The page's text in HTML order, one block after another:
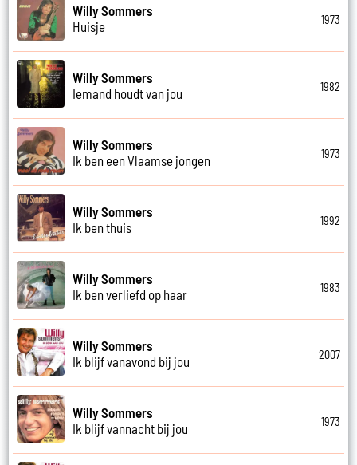
Willy Sommers
Huisje
1973
Willy Sommers
Iemand houdt van jou
1982
Willy Sommers
Ik ben een Vlaamse jongen
1973
Willy Sommers
Ik ben thuis
1992
Willy Sommers
Ik ben verliefd op haar
1983
Willy Sommers
Ik blijf vanavond bij jou
2007
Willy Sommers
Ik blijf vannacht bij jou
1973